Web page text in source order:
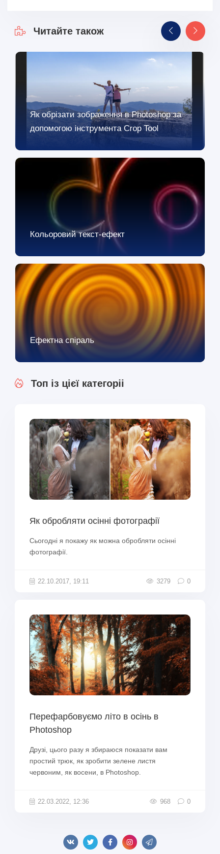
Читайте також
Як обрізати зображення в Photoshop за
допомогою інструмента Crop Tool
Кольоровий текст-ефект
Ефектна спіраль
Топ із цієї категоріі
Як обробляти осінні фотографії
Сьогодні я покажу як можна обробляти осінні
фотографії.
22.10.2017, 19:11 3279 0
Перефарбовуємо літо в осінь в
Photoshop
Друзі, цього разу я збираюся показати вам
простий трюк, як зробити зелене листя
червоним, як восени, в Photoshop.
22.03.2022, 12:36 968 0